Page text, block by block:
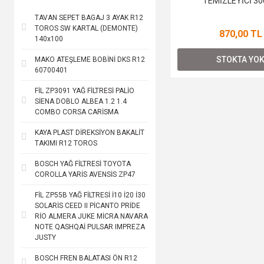
TAVAN SEPET BAGAJ 3 AYAK R12
TOROS SW KARTAL (DEMONTE)
140x100
MAKO ATEŞLEME BOBİNİ DKS R12
60700401
FİL ZP3091 YAĞ FİLTRESİ PALİO
SİENA DOBLO ALBEA 1.2 1.4
COMBO CORSA CARİSMA
KAYA PLAST DİREKSİYON BAKALİT
TAKIMI R12 TOROS
BOSCH YAĞ FİLTRESİ TOYOTA
COROLLA YARİS AVENSİS ZP47
FİL ZP55B YAĞ FİLTRESİ İ10 İ20 İ30
SOLARİS CEED II PİCANTO PRİDE
RİO ALMERA JUKE MİCRA NAVARA
NOTE QASHQAİ PULSAR IMPREZA
JUSTY
BOSCH FREN BALATASI ÖN R12
870,00 TL
STOKTA YOK